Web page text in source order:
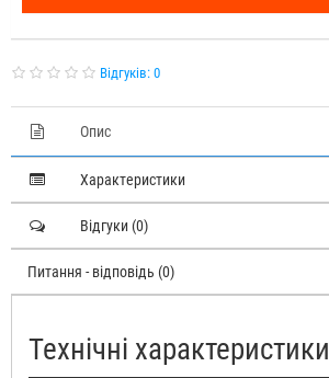
Відгуків: 0
Опис
Характеристики
Відгуки (0)
Питання - відповідь (0)
Технічні характеристики